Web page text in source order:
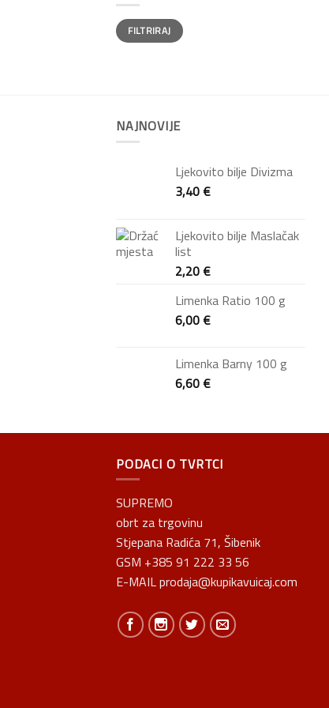
FILTRIRAJ
NAJNOVIJE
Ljekovito bilje Divizma
3,40€
Ljekovito bilje Maslačak
list
2,20€
Limenka Ratio 100 g
6,00€
Limenka Barny 100 g
6,60€
PODACI O TVRTCI
SUPREMO
obrt za trgovinu
Stjepana Radića 71, Šibenik
GSM +385 91 222 33 56
E-MAIL prodaja@kupikavuicaj.com